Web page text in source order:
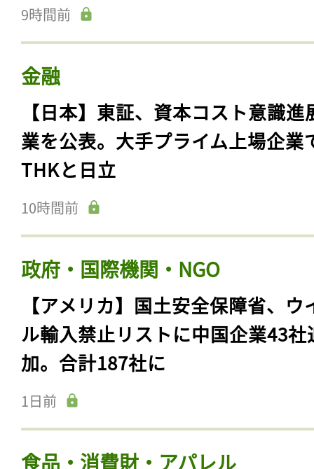
9時間前
金融
【日本】東証、資本コスト意識進
業を公表。大手プライム上場企業
THKと日立
10時間前
政府・国際機関・NGO
【アメリカ】国土安全保障省、ウ
ル輸入禁止リストに中国企業43社
加。合計187社に
1日前
食品・消費財・アパレル